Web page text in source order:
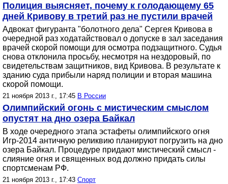
Полиция выясняет, почему к голодающему 65
дней Кривову в третий раз не пустили врачей
Адвокат фигуранта "болотного дела" Сергея Кривова в
очередной раз ходатайствовал о допуске в зал заседания
врачей скорой помощи для осмотра подзащитного. Судья
снова отклонила просьбу, несмотря на нездоровый, по
свидетельствам защитников, вид Кривова. В результате к
зданию суда прибыли наряд полиции и вторая машина
скорой помощи.
21 ноября 2013 г., 17:45 В России
Олимпийский огонь с мистическим смыслом
опустят на дно озера Байкал
В ходе очередного этапа эстафеты олимпийского огня
Игр-2014 античную реликвию планируют погрузить на дно
озера Байкал. Процедуре придают мистический смысл -
слияние огня и священных вод должно придать силы
спортсменам РФ.
21 ноября 2013 г., 17:43 Спорт